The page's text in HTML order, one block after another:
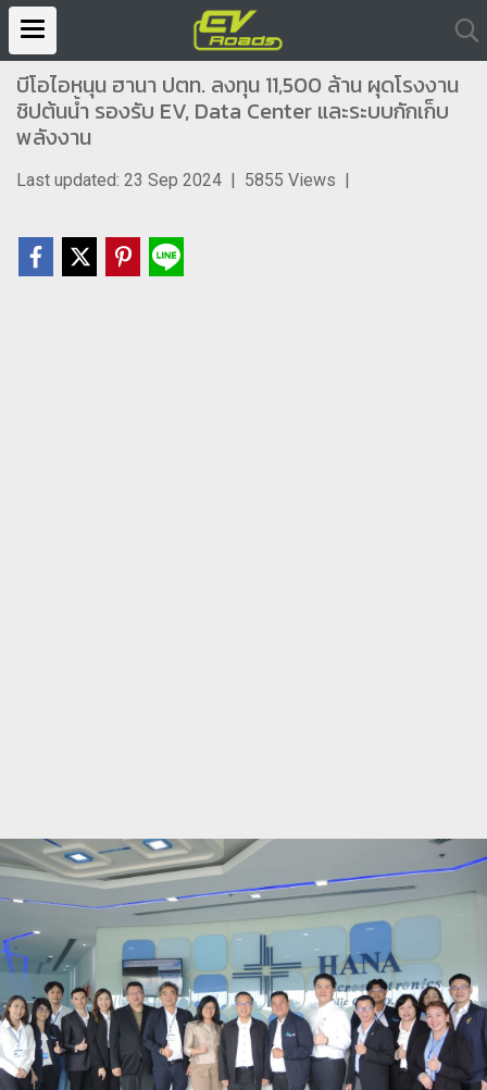
บีโอไอหนุน ฮานา ปตท. ลงทุน 11,500 ล้าน ผุดโรงงาน
ชิปต้นน้ำ รองรับ EV, Data Center และระบบกักเก็บ
พลังงาน
Last updated: 23 Sep 2024 | 5855 Views |